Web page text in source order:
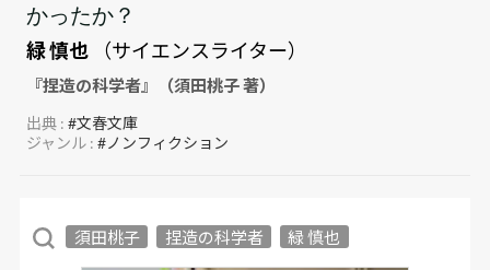
かったか？
緑 慎也
（サイエンスライター）
『捏造の科学者』（須田桃子 著）
出典 :#文春文庫
ジャンル :#ノンフィクション
須田桃子 捏造の科学者 緑 慎也